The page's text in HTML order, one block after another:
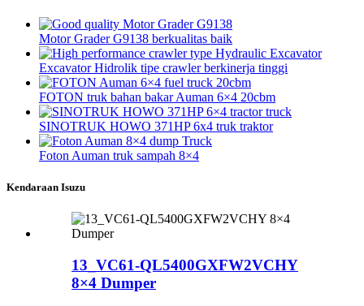
Motor Grader G9138 berkualitas baik
Excavator Hidrolik tipe crawler berkinerja tinggi
FOTON truk bahan bakar Auman 6×4 20cbm
SINOTRUK HOWO 371HP 6x4 truk traktor
Foton Auman truk sampah 8×4
Kendaraan Isuzu
13_VC61-QL5400GXFW2VCHY
8×4 Dumper